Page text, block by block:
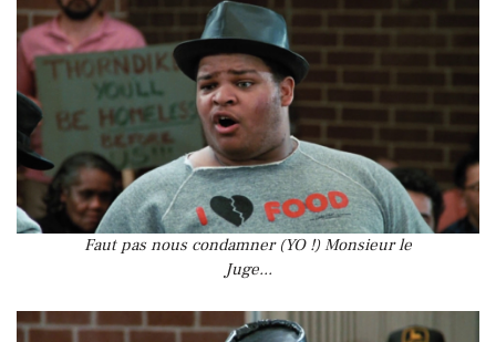
Faut pas nous condamner (YO !) Monsieur le
Juge...